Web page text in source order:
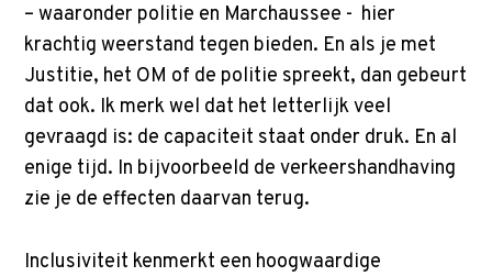
– waaronder politie en Marchaussee - hier
krachtig weerstand tegen bieden. En als je met
Justitie, het OM of de politie spreekt, dan gebeurt
dat ook. Ik merk wel dat het letterlijk veel
gevraagd is: de capaciteit staat onder druk. En al
enige tijd. In bijvoorbeeld de verkeershandhaving
zie je de effecten daarvan terug.
Inclusiviteit kenmerkt een hoogwaardige